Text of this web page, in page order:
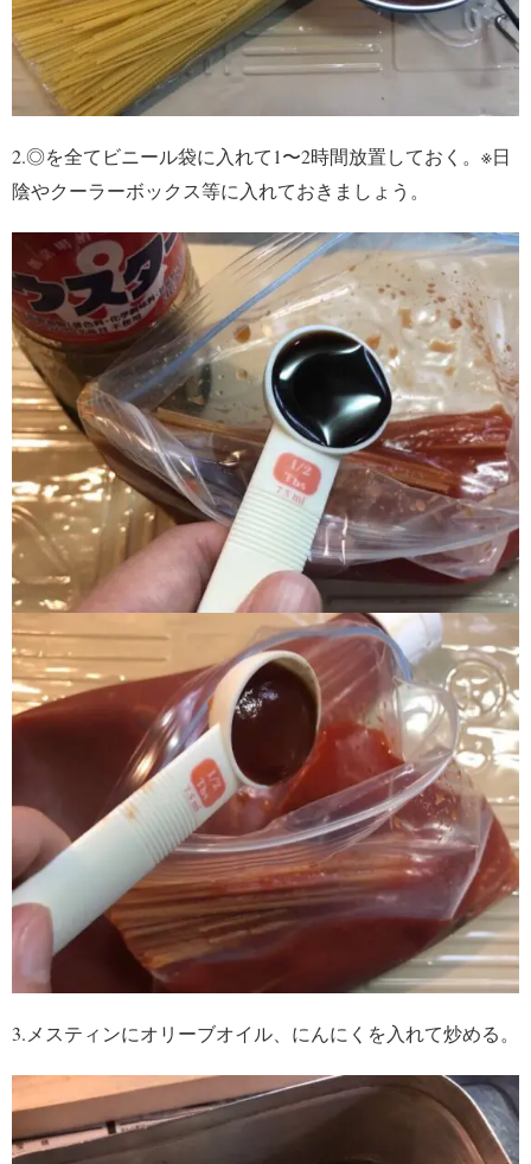
2.◎を全てビニール袋に入れて1〜2時間放置しておく。※日
陰やクーラーボックス等に入れておきましょう。
3.メスティンにオリーブオイル、にんにくを入れて炒める。